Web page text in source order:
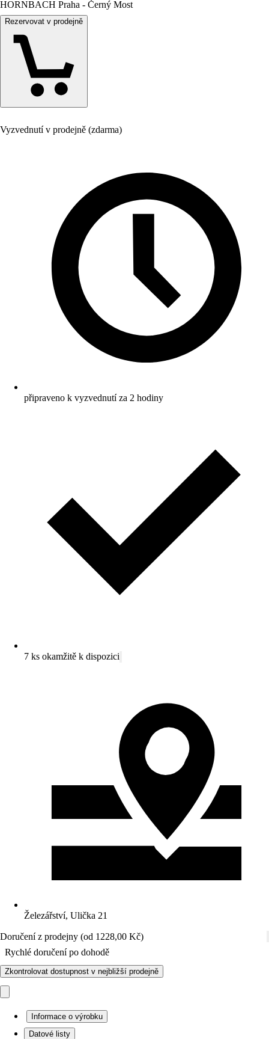
HORNBACH Praha - Černý Most
Rezervovat v prodejně
Vyzvednutí v prodejně (zdarma)
připraveno k vyzvednutí za 2 hodiny
7 ks okamžitě k dispozici
Železářství, Ulička 21
Doručení z prodejny (od 1228,00 Kč)
Rychlé doručení po dohodě
Zkontrolovat dostupnost v nejbližší prodejně
Informace o výrobku
Datové listy